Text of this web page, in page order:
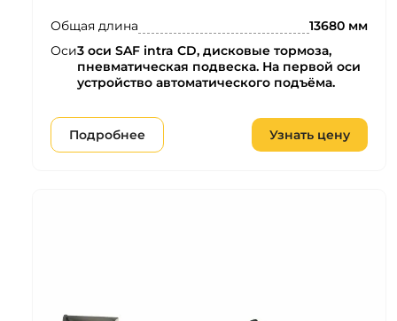
Общая длина 13680 мм
Оси3 оси SAF intra CD, дисковые тормоза,
пневматическая подвеска. На первой оси
устройство автоматического подъёма.
Подробнее Узнать цену